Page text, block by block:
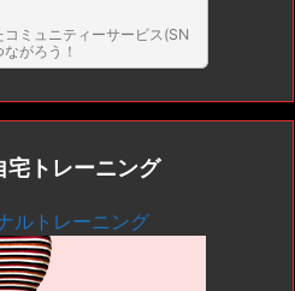
ミュニティーサービス(SN
がろう！
トレーニング
ルトレーニング